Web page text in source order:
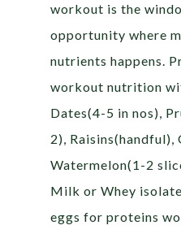
workout is the
opportunity where
nutrients happens.
workout nutrition
Dates(4-5 in nos),
2), Raisins(handful),
Watermelon(1-2
Milk or Whey
eggs for proteins